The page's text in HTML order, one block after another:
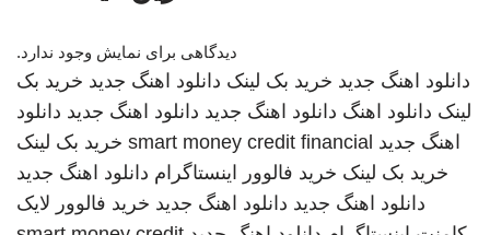
دیدگاهی برای نمایش وجود ندارد.
دانلود اهنگ جدید خرید بک لینک دانلود اهنگ جدید خرید بک
لینک دانلود اهنگ دانلود اهنگ جدید دانلود اهنگ جدید دانلود
اهنگ جدید smart money credit financial خرید بک لینک
خرید بک لینک خرید فالوور اینستاگرام دانلود اهنگ جدید
دانلود اهنگ جدید دانلود اهنگ جدید خرید فالوور لایک